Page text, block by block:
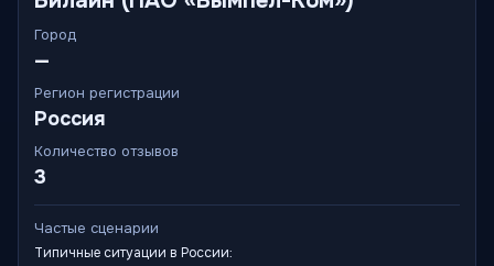
Город
—
Регион регистрации
Россия
Количество отзывов
3
Частые сценарии
Типичные ситуации в России: